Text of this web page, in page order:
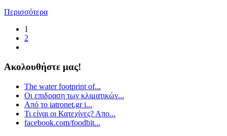
Περισσότερα
1
2
Ακολουθήστε μας!
The water footprint of...
Οι επιδραση των κλιματικών...
Από το iatronet.gr i...
Τι είναι οι Κατεχίνες? Απο...
facebook.com/foodbit...